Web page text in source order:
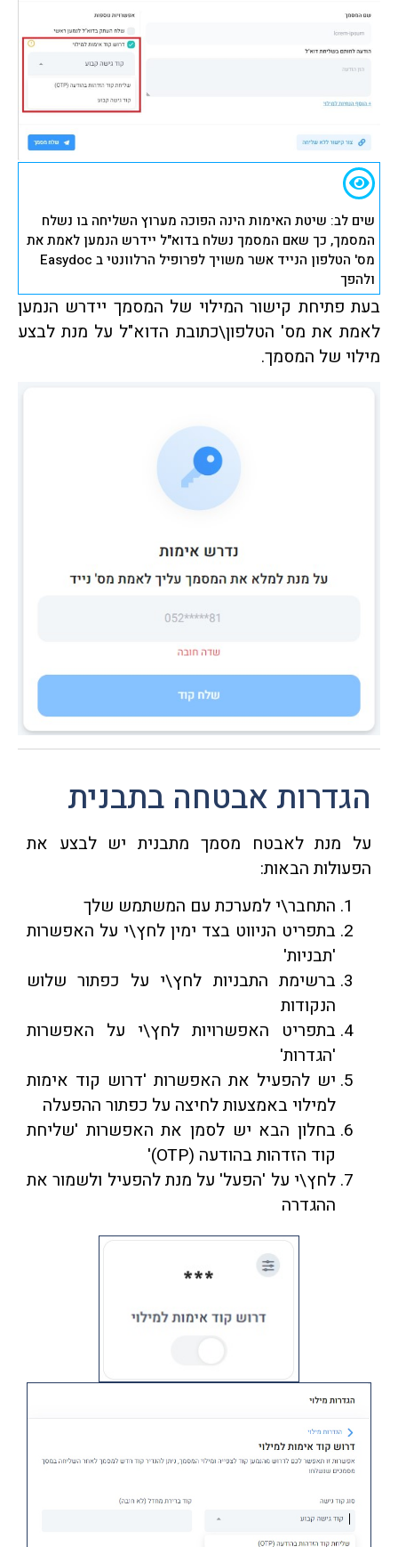
שים לב: שיטת האימות הינה הפוכה מערוץ השליחה בו נשלח
המסמך, כך שאם המסמך נשלח בדוא"ל יידרש הנמען לאמת את
מס' הטלפון הנייד אשר משויך לפרופיל הרלוונטי ב Easydoc
ולהפך
בעת פתיחת קישור המילוי של המסמך יידרש הנמען
לאמת את מס' הטלפון\כתובת הדוא"ל על מנת לבצע
מילוי של המסמך.
הגדרות אבטחה בתבנית
על מנת לאבטח מסמך מתבנית יש לבצע את
הפעולות הבאות:
התחבר\י למערכת עם המשתמש שלך
בתפריט הניווט בצד ימין לחץ\י על האפשרות
'תבניות'
ברשימת התבניות לחץ\י על כפתור שלוש
הנקודות
בתפריט האפשרויות לחץ\י על האפשרות
'הגדרות'
יש להפעיל את האפשרות 'דרוש קוד אימות
למילוי באמצעות לחיצה על כפתור ההפעלה
בחלון הבא יש לסמן את האפשרות 'שליחת
קוד הזדהות בהודעה (OTP)'
לחץ\י על 'הפעל' על מנת להפעיל ולשמור את
ההגדרה